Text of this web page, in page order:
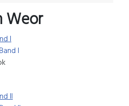
Weor
I
II